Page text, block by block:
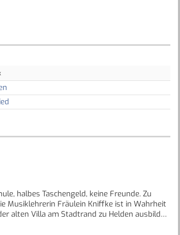
halbes Taschengeld, keine Freunde. Zu
Musiklehrerin Fräulein Kniffke ist in Wahrheit
alten Villa am Stadtrand zu Helden ausbildet,